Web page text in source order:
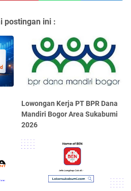
postingan ini :
Lowongan Kerja PT BPR Dana
Mandiri Bogor Area Sukabumi
2026